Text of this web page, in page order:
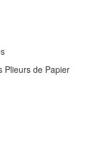
Plieurs de Papier